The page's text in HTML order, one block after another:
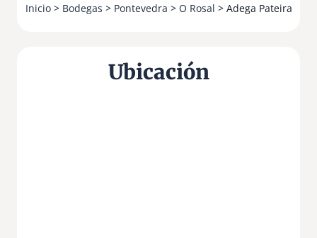
Inicio> Bodegas > Pontevedra > O Rosal > Adega Pateira
Ubicación